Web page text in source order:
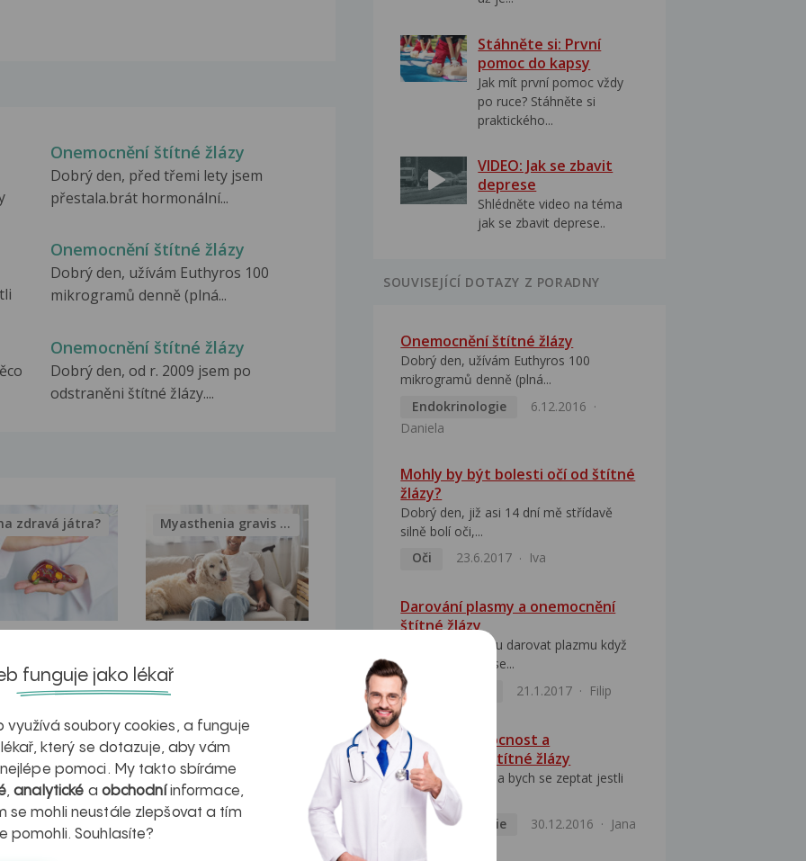
Onemocnění štítné žlázy
Dobrý den, před třemi lety jsem
přestala.brát hormonální...
Onemocnění štítné žlázy
Dobrý den, užívám Euthyros 100
mikrogramů denně (plná...
Onemocnění štítné žlázy
Dobrý den, od r. 2009 jsem po
odstraněni štítné žlázy....
v datech a
zdravá játra?
léčba
myastenie –
naděje pro ty,
kteří ji...
Myasthenia gravis – vše, co...
Stáhněte si: První
pomoc do kapsy
Jak mít první pomoc vždy
po ruce? Stáhněte si
praktického...
VIDEO: Jak se zbavit
deprese
Shlédněte video na téma
jak se zbavit deprese..
SOUVISEJÍCÍ DOTAZY Z PORADNY
Onemocnění štítné žlázy
Dobrý den, užívám Euthyros 100
mikrogramů denně (plná...
Endokrinologie
6.12.2016
Daniela
Mohly by být bolesti očí od štítné
žlázy?
Dobrý den, již asi 14 dní mě střídavě
silně bolí oči,...
Oči
23.6.2017 Iva
Darování plasmy a onemocnění
štítné žlázy
Dobrý den, mohu darovat plazmu když
mam problémy se...
21.1.2017 Filip
Častější nemocnost a
onemocnění štítné žlázy
Dobrý den. Chtěla bych se zeptat jestli
špatná funkce...
Endokrinologie
30.12.2016 Jana
funguje jako lékař
využívá soubory cookies, a funguje
který se dotazuje, aby vám
pomoci. My takto sbíráme
,analytické a obchodníinformace,
se mohli neustále zlepšovat a tím
pomohli. Souhlasíte?